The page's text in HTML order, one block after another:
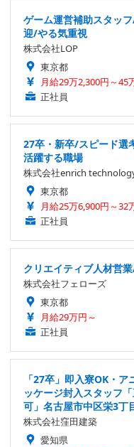
ゲーム運営補助スタッ
迎/やる気重視
株式会社LOP
東京都
月給29万2,300円～45
正社員
27卒・新卒/スピード選
活躍する職場
株式会社enrich
東京都
月給25万6,900円～32
正社員
クリエイティブ人材営
株式会社フェローズ
東京都
月給29万円～
正社員
「27卒」即入寮OK・
ッケージ封入スタッフ
可」名古屋市中区栄3丁
株式会社窪田建築
愛知県